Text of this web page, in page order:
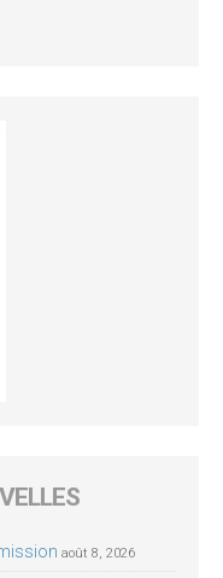
août 8, 2026